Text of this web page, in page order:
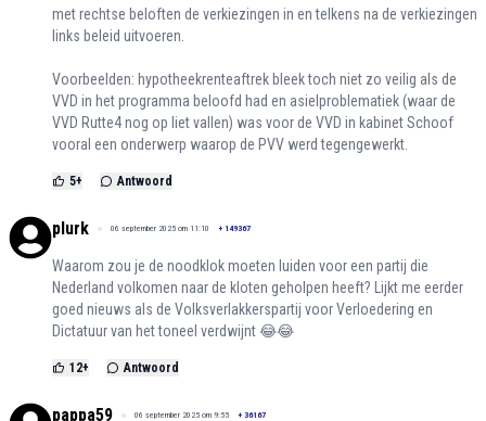
met rechtse beloften de verkiezingen in en telkens na de verkiezingen
links beleid uitvoeren.
Voorbeelden: hypotheekrenteaftrek bleek toch niet zo veilig als de
VVD in het programma beloofd had en asielproblematiek (waar de
VVD Rutte4 nog op liet vallen) was voor de VVD in kabinet Schoof
vooral een onderwerp waarop de PVV werd tegengewerkt.
5+ Antwoord
plurk 06 september 2025 om 11:10 + 149367
Waarom zou je de noodklok moeten luiden voor een partij die
Nederland volkomen naar de kloten geholpen heeft? Lijkt me eerder
goed nieuws als de Volksverlakkerspartij voor Verloedering en
Dictatuur van het toneel verdwijnt 😂😂
12+ Antwoord
pappa59 06 september 2025 om 9:55 + 36167